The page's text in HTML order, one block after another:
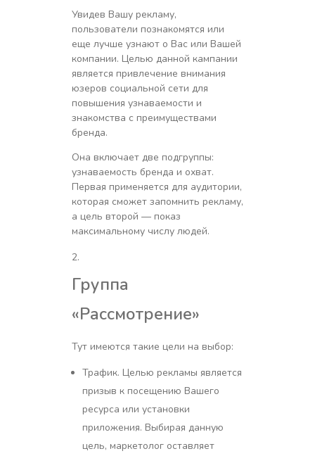
Увидев Вашу рекламу,
пользователи познакомятся или
еще лучше узнают о Вас или Вашей
компании. Целью данной кампании
является привлечение внимания
юзеров социальной сети для
повышения узнаваемости и
знакомства с преимуществами
бренда.
Она включает две подгруппы:
узнаваемость бренда и охват.
Первая применяется для аудитории,
которая сможет запомнить рекламу,
а цель второй — показ
максимальному числу людей.
Группа
«Рассмотрение»
Тут имеются такие цели на выбор:
Трафик. Целью рекламы является
призыв к посещению Вашего
ресурса или установки
приложения. Выбирая данную
цель, маркетолог оставляет